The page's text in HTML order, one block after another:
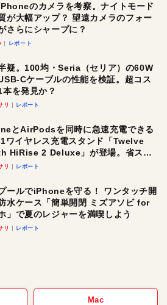
のカメラを考察。ナイトモード
が大幅アップ？ 望遠カメラのフォー
さらにシャープに？
レポート
疑。100均・Seria（セリア）の60W
Cケーブルの性能を検証。超コス
本を発見か？
リ レポート
とAirPodsを同時に急速充電できる
ワイヤレス充電スタンド「Twelve
HiRise 2 Deluxe」が登場。省スペ
おしゃれに充電したい人にオスス
リ レポート
ールでiPhoneを守る！ ワンタッチ開
水ケース「簡単開閉 ミズアソビ for
」で夏のレジャーを満喫しよう
リ レポート
Mac